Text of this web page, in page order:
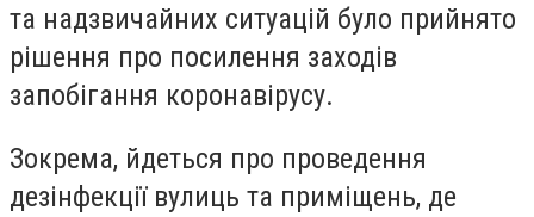
та надзвичайних ситуацій було прийнято
рішення про посилення заходів
запобігання коронавірусу.
Зокрема, йдеться про проведення
дезінфекції вулиць та приміщень, де